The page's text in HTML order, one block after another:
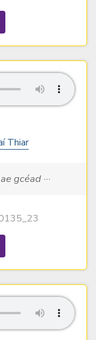
Thiar
gcéad ···